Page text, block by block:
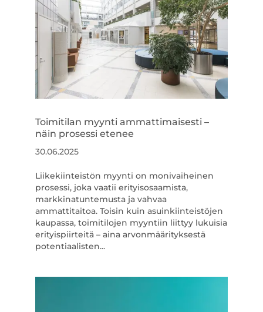
Toimitilan myynti ammattimaisesti –
näin prosessi etenee
30.06.2025
Liikekiinteistön myynti on monivaiheinen
prosessi, joka vaatii erityisosaamista,
markkinatuntemusta ja vahvaa
ammattitaitoa. Toisin kuin asuinkiinteistöjen
kaupassa, toimitilojen myyntiin liittyy lukuisia
erityispiirteitä – aina arvonmäärityksestä
potentiaalisten...